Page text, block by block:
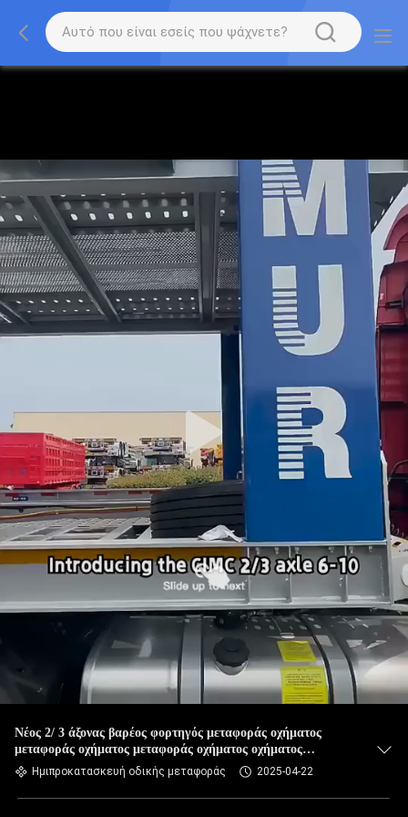
Νέος 2/ 3 άξονας βαρέος φορτηγός μεταφοράς οχήματος
μεταφοράς οχήματος μεταφοράς οχήματος οχήματος
μεταφοράς οχήματος
Ημιπροκατασκευή οδικής μεταφοράς 2025-04-22